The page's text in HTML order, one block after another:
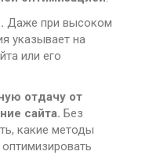
. Даже при высоком
указывает на
или его
отдачу от
сайта. Без
какие методы